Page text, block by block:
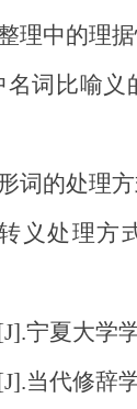
中的理据
词比喻
的处理方
处理方
夏大学
当代修辞